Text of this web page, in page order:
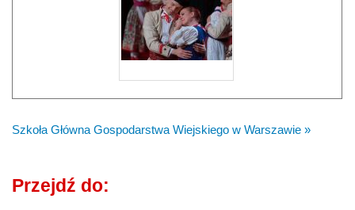
Szkoła Główna Gospodarstwa Wiejskiego w Warszawie »
Przejdź do: